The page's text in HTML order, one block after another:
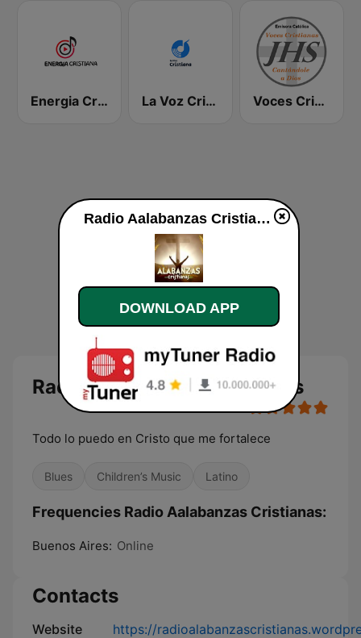
Energia Cristiana La Voz Cristiana Voces Cristianas
Radio Aalabanzas Cristianas
Todo lo puedo en Cristo que me fortalece
Blues Children’s Music Latino
Frequencies Radio Aalabanzas Cristianas:
Buenos Aires: Online
Contacts
Website
https://
Radio Aalabanzas Cristianas live
DOWNLOAD APP